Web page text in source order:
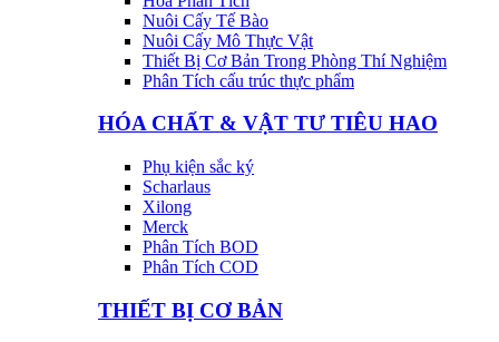
Nuôi Cấy Tế Bào
Nuôi Cấy Mô Thực Vật
Thiết Bị Cơ Bản Trong Phòng Thí Nghiệm
Phân Tích cấu trúc thực phẩm
HÓA CHẤT & VẬT TƯ TIÊU HAO
Phụ kiện sắc ký
Scharlaus
Xilong
Merck
Phân Tích BOD
Phân Tích COD
THIẾT BỊ CƠ BẢN